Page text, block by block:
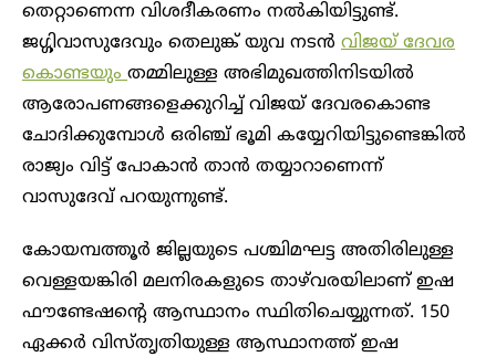
തെറ്റാണെന്ന വിശദീകരണം നൽകിയിട്ടുണ്ട്.
ജഗ്ഗിവാസുദേവും തെലുങ്ക് യുവ നടൻ വിജയ് ദേവര
കൊണ്ടയുംതമ്മിലുള്ള അഭിമുഖത്തിനിടയിൽ
ആരോപണങ്ങളെക്കുറിച്ച് വിജയ് ദേവരകൊണ്ട
ചോദിക്കുമ്പോൾ ഒരിഞ്ച് ഭൂമി കയ്യേറിയിട്ടുണ്ടെങ്കിൽ
രാജ്യം വിട്ട് പോകാൻ താൻ തയ്യാറാണെന്ന്
വാസുദേവ് പറയുന്നുണ്ട്.
കോയമ്പത്തൂർ ജില്ലയുടെ പശ്ചിമഘട്ട അതിരിലുള്ള
വെള്ളയങ്കിരി മലനിരകളുടെ താഴ്‌വരയിലാണ് ഇഷ
ഫൗണ്ടേഷൻ്റെ ആസ്ഥാനം സ്ഥിതിചെയ്യുന്നത്. 150
ഏക്കർ വിസ്തൃതിയുള്ള ആസ്ഥാനത്ത് ഇഷ